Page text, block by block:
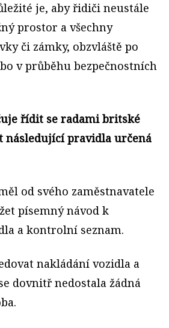
je, aby řidiči neustále
prostor a všechny
či zámky, obzvláště po
v průběhu bezpečnostních
řídit se radami britské
následující pravidla určená
od svého zaměstnavatele
písemný návod k
a kontrolní seznam.
nakládání vozidla a
dovnitř nedostala žádná